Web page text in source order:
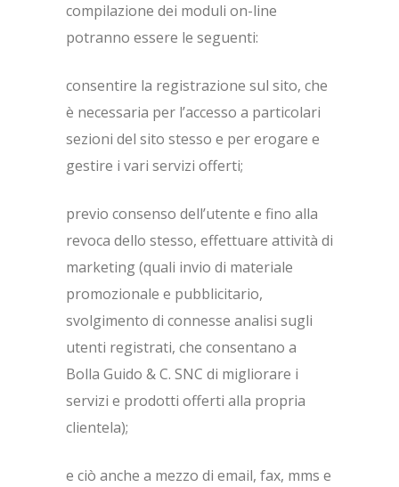
compilazione dei moduli on-line
potranno essere le seguenti:
consentire la registrazione sul sito, che
è necessaria per l’accesso a particolari
sezioni del sito stesso e per erogare e
gestire i vari servizi offerti;
previo consenso dell’utente e fino alla
revoca dello stesso, effettuare attività di
marketing (quali invio di materiale
promozionale e pubblicitario,
svolgimento di connesse analisi sugli
utenti registrati, che consentano a
Bolla Guido & C. SNC di migliorare i
servizi e prodotti offerti alla propria
clientela);
e ciò anche a mezzo di email, fax, mms e